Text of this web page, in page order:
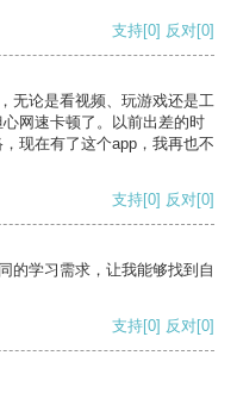
支持[0] 反对[0]
无论是看视频、玩游戏还是工
网速卡顿了。以前出差的时
现在有了这个app，我再也不
支持[0] 反对[0]
的学习需求，让我能够找到自
支持[0] 反对[0]